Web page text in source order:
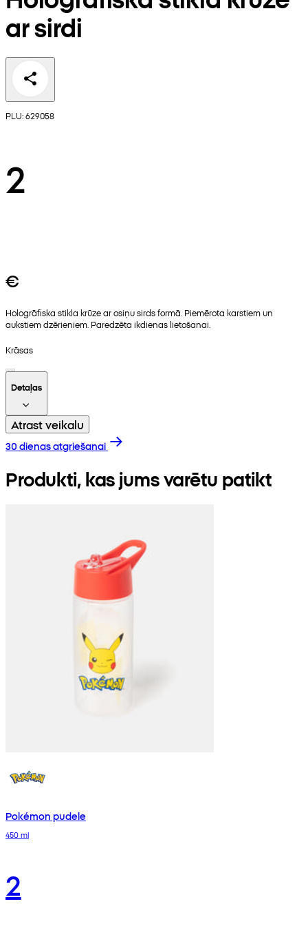
ar sirdi
PLU: 629058
2
€
Hologrāfiska stikla krūze ar osiņu sirds formā. Piemērota karstiem un
aukstiem dzērieniem. Paredzēta ikdienas lietošanai.
Krāsas
Detaļas
Atrast veikalu
30 dienas atgriešanai
Produkti, kas jums varētu patikt
Pokémon pudele
450 ml
2